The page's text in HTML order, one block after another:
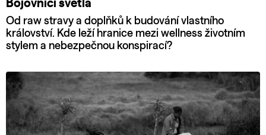
Bojovníci světla
Od raw stravy a doplňků k budování vlastního
království. Kde leží hranice mezi wellness životním
stylem a nebezpečnou konspirací?